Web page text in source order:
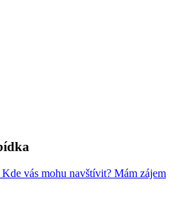
Kde vás mohu navštívit? Mám zájem